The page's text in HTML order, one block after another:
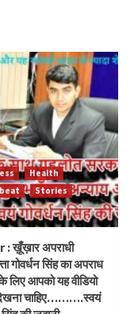
Health
Stories
: ख़ूँख़ार अपराधी
गोवर्धन सिंह का अपराध
लिए आपको यह वीडियो
चाहिए……….स्वयं